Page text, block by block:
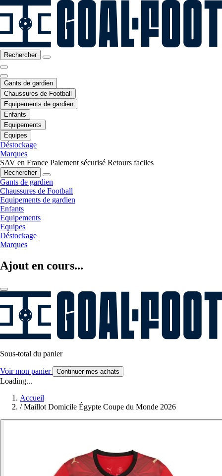
Rechercher
Gants de gardien
Chaussures de Football
Equipements de gardien
Enfants
Equipements
Equipes
Déstockage
Marques
SAV en France Paiement sécurisé Retours faciles
Rechercher
Gants de gardien
Chaussures de Football
Equipements de gardien
Enfants
Equipements
Equipes
Déstockage
Marques
Ajout en cours...
Sous-total du panier
Voir mon panier Continuer mes achats
Loading...
Accueil
/ Maillot Domicile Égypte Coupe du Monde 2026